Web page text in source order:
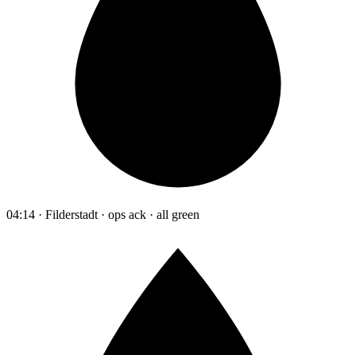
04:14 · Filderstadt · ops ack · all green